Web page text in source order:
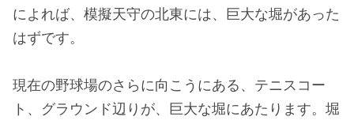
によれば、模擬天守の北東には、巨大な堀があった
はずです。
現在の野球場のさらに向こうにある、テニスコー
ト、グラウンド辺りが、巨大な堀にあたります。堀